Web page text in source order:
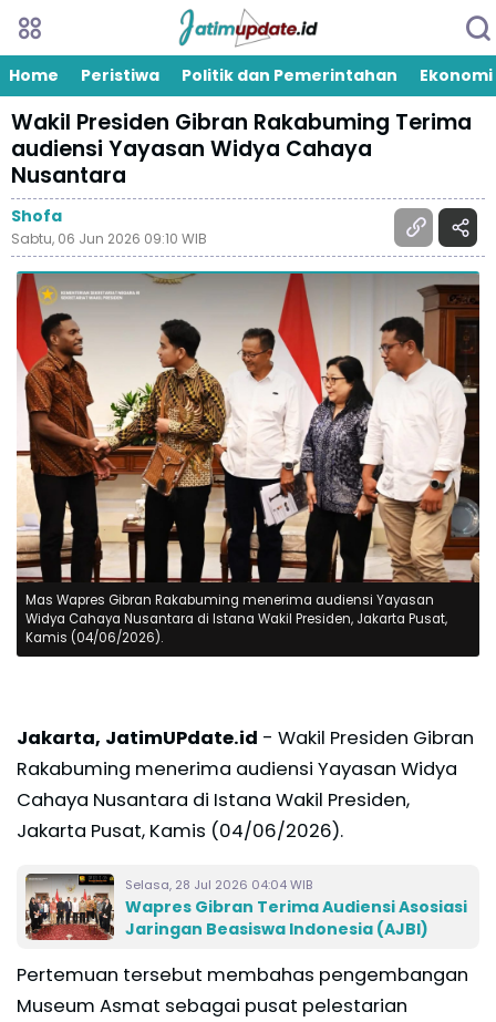
Home Peristiwa Politik dan Pemerintahan Ekonomi
Wakil Presiden Gibran Rakabuming Terima
audiensi Yayasan Widya Cahaya
Nusantara
Shofa
Sabtu, 06 Jun 2026 09:10 WIB
Mas Wapres Gibran Rakabuming menerima audiensi Yayasan
Widya Cahaya Nusantara di Istana Wakil Presiden, Jakarta Pusat,
Kamis (04/06/2026).
Jakarta, JatimUPdate.id - Wakil Presiden Gibran
Rakabuming menerima audiensi Yayasan Widya
Cahaya Nusantara di Istana Wakil Presiden,
Jakarta Pusat, Kamis (04/06/2026).
Selasa, 28 Jul 2026 04:04 WIB
Wapres Gibran Terima Audiensi Asosiasi
Jaringan Beasiswa Indonesia (AJBI)
Pertemuan tersebut membahas pengembangan
Museum Asmat sebagai pusat pelestarian